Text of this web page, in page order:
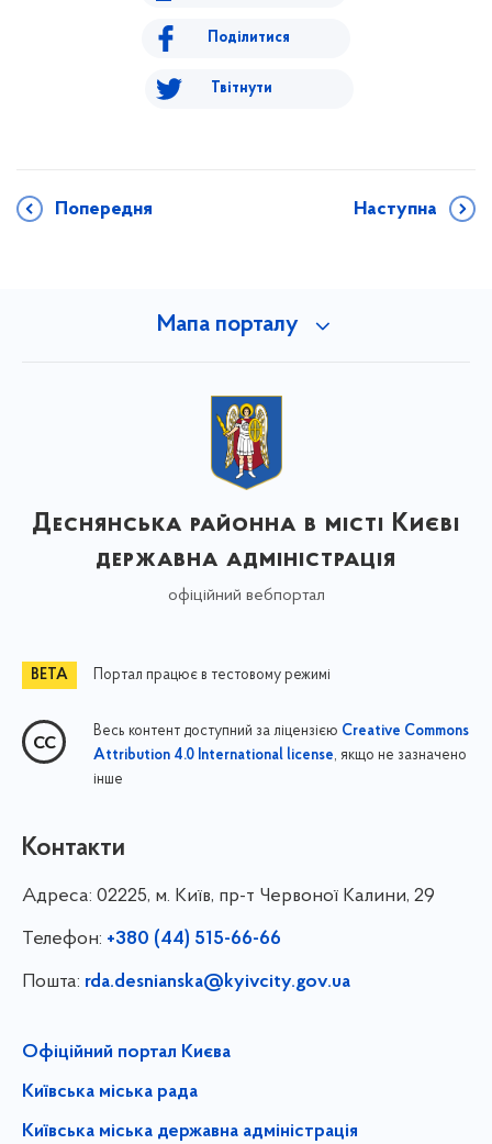
Поділитися
Твітнути
Попередня Наступна
Мапа порталу
Деснянська районна в місті Києві
державна адміністрація
офіційний вебпортал
Портал працює в тестовому режимі
Весь контент доступний за ліцензією Creative Commons
Attribution 4.0 International license, якщо не зазначено
інше
Контакти
Адреса: 02225, м. Київ, пр-т Червоної Калини, 29
Телефон: +380 (44) 515-66-66
Пошта: rda.desnianska@kyivcity.gov.ua
Офіційний портал Києва
Київська міська рада
Київська міська державна адміністрація